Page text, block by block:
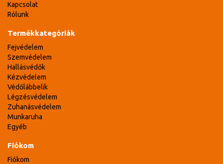
Kapcsolat
Rólunk
Termékkategóriák
Fejvédelem
Szemvédelem
Hallásvédők
Kézvédelem
Védőlábbelik
Légzésvédelem
Zuhanásvédelem
Munkaruha
Egyéb
Fiókom
Fiókom